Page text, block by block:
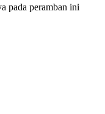
pada peramban ini